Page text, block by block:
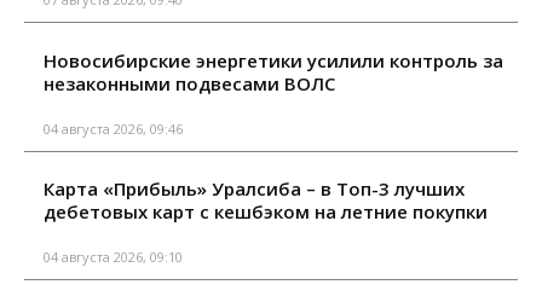
Новосибирские энергетики усилили контроль за
незаконными подвесами ВОЛС
04 августа 2026, 09:46
Карта «Прибыль» Уралсиба – в Топ-3 лучших
дебетовых карт с кешбэком на летние покупки
04 августа 2026, 09:10